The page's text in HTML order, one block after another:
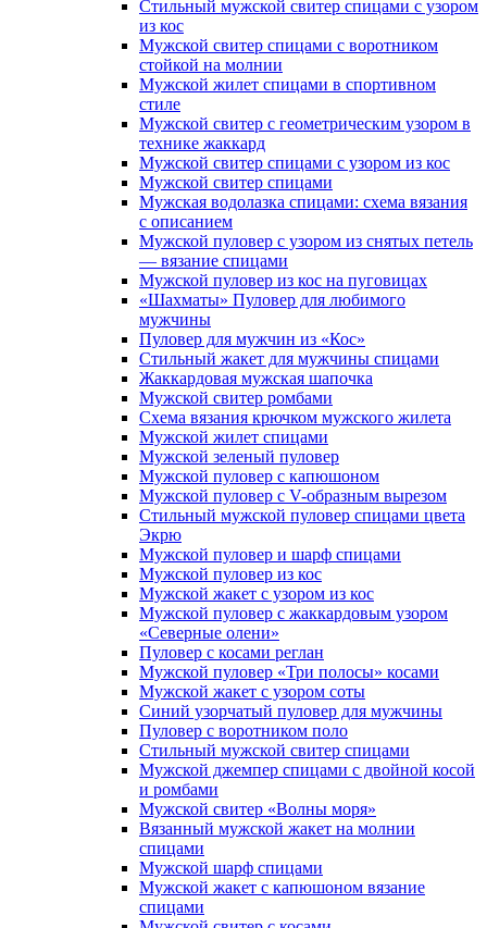
Стильный мужской свитер спицами с узором
из кос
Мужской свитер спицами с воротником
стойкой на молнии
Мужской жилет спицами в спортивном
стиле
Мужской свитер с геометрическим узором в
технике жаккард
Мужской свитер спицами с узором из кос
Мужской свитер спицами
Мужская водолазка спицами: схема вязания
с описанием
Мужской пуловер с узором из снятых петель
— вязание спицами
Мужской пуловер из кос на пуговицах
«Шахматы» Пуловер для любимого
мужчины
Пуловер для мужчин из «Кос»
Стильный жакет для мужчины спицами
Жаккардовая мужская шапочка
Мужской свитер ромбами
Схема вязания крючком мужского жилета
Мужской жилет спицами
Мужской зеленый пуловер
Мужской пуловер с капюшоном
Мужской пуловер с V-образным вырезом
Стильный мужской пуловер спицами цвета
Экрю
Мужской пуловер и шарф спицами
Мужской пуловер из кос
Мужской жакет с узором из кос
Мужской пуловер с жаккардовым узором
«Северные олени»
Пуловер с косами реглан
Мужской пуловер «Три полосы» косами
Мужской жакет с узором соты
Синий узорчатый пуловер для мужчины
Пуловер с воротником поло
Стильный мужской свитер спицами
Мужской джемпер спицами с двойной косой
и ромбами
Мужской свитер «Волны моря»
Вязанный мужской жакет на молнии
спицами
Мужской шарф спицами
Мужской жакет с капюшоном вязание
спицами